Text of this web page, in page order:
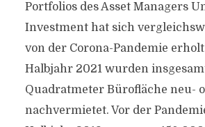
Portfolios des Asset Managers
Investment hat sich
von der Corona-Pandemie
Halbjahr 2021 wurden
Quadratmeter Bürofläche neu-
nachvermietet. Vor der